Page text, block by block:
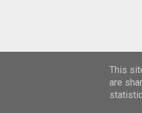
This
are